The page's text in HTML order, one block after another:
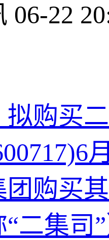
06-22
购买
团购买
二集司